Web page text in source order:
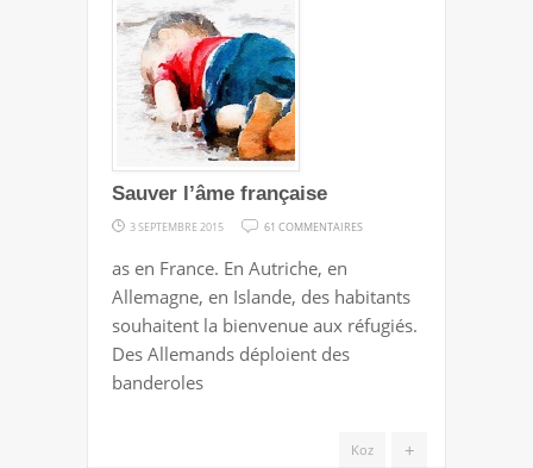
Sauver l’âme française
3 SEPTEMBRE 2015 61 COMMENTAIRES
FRANÇAISE
as en France. En Autriche, en
Allemagne, en Islande, des habitants
souhaitent la bienvenue aux réfugiés.
Des Allemands déploient des
banderoles
+
Koz